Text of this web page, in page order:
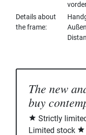
Details about
the frame
The new
buy
Strictly
Limited stock